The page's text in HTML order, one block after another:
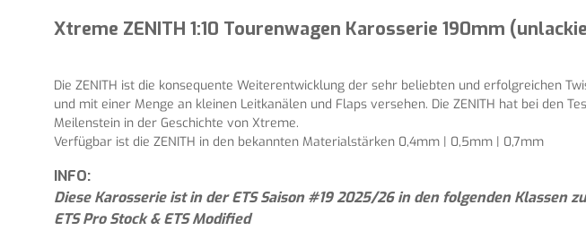
Xtreme ZENITH 1:10 Tourenwagen Karosserie 190mm
Die ZENITH ist die konsequente Weiterentwicklung der sehr beliebten und erfolgreichen
und mit einer Menge an kleinen Leitkanälen und Flaps versehen. Die ZENITH hat bei den
Meilenstein in der Geschichte von Xtreme.
Verfügbar ist die ZENITH in den bekannten Materialstärken 0,4mm | 0,5mm | 0,7mm
INFO:
Diese Karosserie ist in der ETS Saison #19 2025/26 in den folgenden Klassen
ETS Pro Stock & ETS Modified